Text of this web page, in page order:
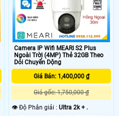
Camera IP Wifi MEARI S2 Plus
Ngoài Trời (4MP) Thẻ 32GB Theo
Dỏi Chuyển Dộng
Giá Bán: 1,400,000 ₫
Giá gốc: 1,750,000 ₫
👁 Độ Phân giải :Ultra 2k + .